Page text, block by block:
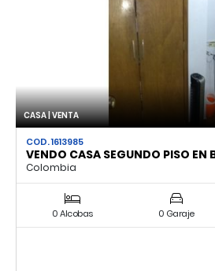
CASA | VENTA
COD. 1613985
VENDO CASA SEGUNDO PISO EN
Colombia
0 Alcobas 0 Garaje